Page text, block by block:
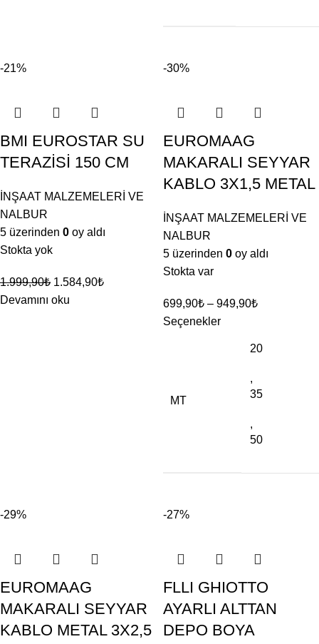
-21%
BMI EUROSTAR SU
TERAZİSİ 150 CM
İNŞAAT MALZEMELERİ VE
NALBUR
5 üzerinden 0 oy aldı
Stokta yok
1.999,90₺ 1.584,90₺
Devamını oku
-30%
EUROMAAG
MAKARALI SEYYAR
KABLO 3X1,5 METAL
İNŞAAT MALZEMELERİ VE
NALBUR
5 üzerinden 0 oy aldı
Stokta var
699,90₺ – 949,90₺
Seçenekler
MT
20
,
35
,
50
-29%
EUROMAAG
MAKARALI SEYYAR
KABLO METAL 3X2,5
-27%
FLLI GHIOTTO
AYARLI ALTTAN
DEPO BOYA